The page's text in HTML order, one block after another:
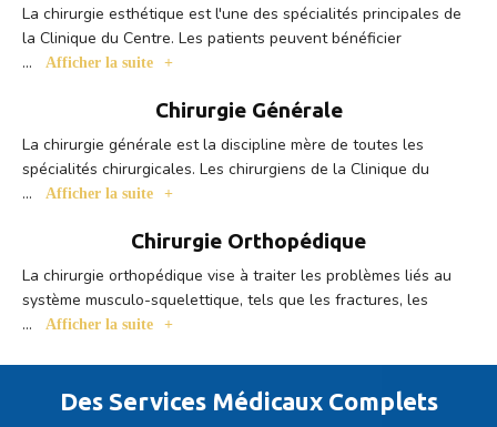
La chirurgie esthétique est l'une des spécialités principales de
la Clinique du Centre. Les patients peuvent bénéficier
...
Afficher la suite
Chirurgie Générale
La chirurgie générale est la discipline mère de toutes les
spécialités chirurgicales. Les chirurgiens de la Clinique du
...
Afficher la suite
Chirurgie Orthopédique
La chirurgie orthopédique vise à traiter les problèmes liés au
système musculo-squelettique, tels que les fractures, les
...
Afficher la suite
Des Services Médicaux Complets